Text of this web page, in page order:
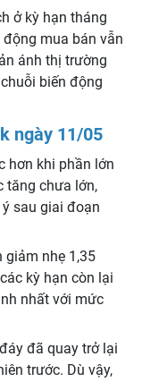
ở kỳ hạn tháng
mua bán vẫn
ánh thị trường
biến động
ngày 11/05
hơn khi phần lớn
tăng chưa lớn,
sau giai đoạn
giảm nhẹ 1,35
kỳ hạn còn lại
nhất với mức
đã quay trở lại
trước. Dù vậy,